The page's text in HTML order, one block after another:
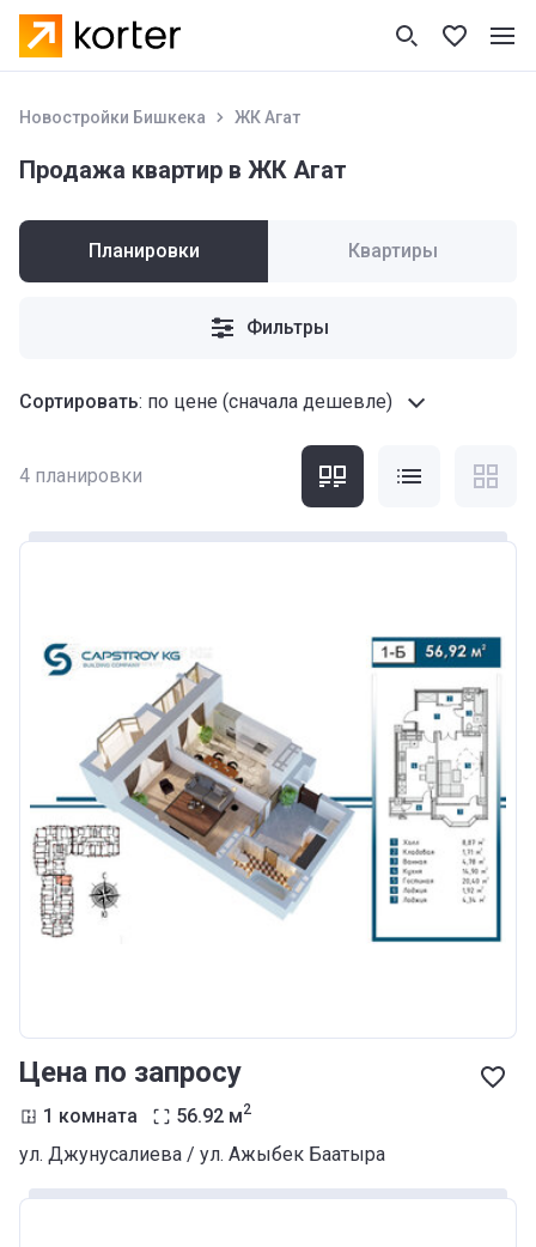
Новостройки Бишкека ЖК Агат
Продажа квартир в ЖК Агат
Планировки Квартиры
Фильтры
Сортировать: по цене (сначала дешевле)
4 планировки
Цена по запросу
1 комната 56.92 м2
ул. Джунусалиева / ул. Ажыбек Баатыра